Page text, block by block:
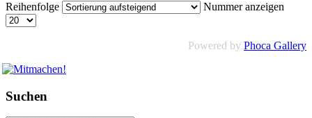
Reihenfolge Nummer anzeigen
Powered by Phoca Gallery
Suchen